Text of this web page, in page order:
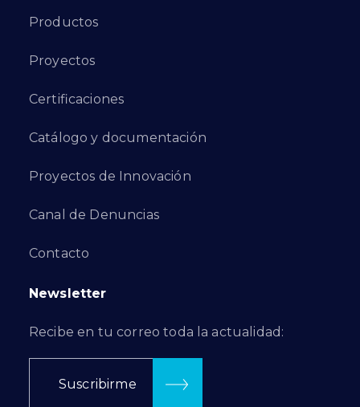
Productos
Proyectos
Certificaciones
Catálogo y documentación
Proyectos de Innovación
Canal de Denuncias
Contacto
Newsletter
Recibe en tu correo toda la actualidad:
Suscribirme